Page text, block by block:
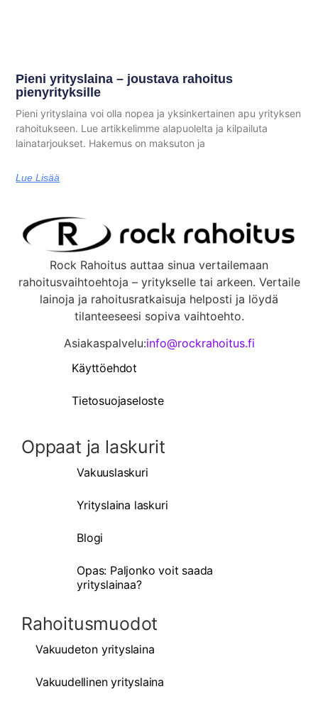
Pieni yrityslaina – joustava rahoitus
pienyrityksille
Pieni yrityslaina voi olla nopea ja yksinkertainen apu yrityksen
rahoitukseen. Lue artikkelimme alapuolelta ja kilpailuta
lainatarjoukset. Hakemus on maksuton ja
Lue Lisää
Rock Rahoitus auttaa sinua vertailemaan
rahoitusvaihtoehtoja – yritykselle tai arkeen. Vertaile
lainoja ja rahoitusratkaisuja helposti ja löydä
tilanteeseesi sopiva vaihtoehto.
Asiakaspalvelu:info@rockrahoitus.fi
Käyttöehdot
Tietosuojaseloste
Oppaat ja laskurit
Vakuuslaskuri
Yrityslaina laskuri
Blogi
Opas: Paljonko voit saada
yrityslainaa?
Rahoitusmuodot
Vakuudeton yrityslaina
Vakuudellinen yrityslaina